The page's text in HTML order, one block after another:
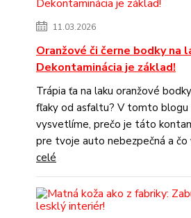
11.03.2026
Oranžové či černe bodky na
Dekontaminácia je základ!
Trápia ťa na laku oranžové
fľaky od asfaltu? V tomto blogu
vysvetlíme, prečo je táto
pre tvoje auto nebezpečná a čo
celé